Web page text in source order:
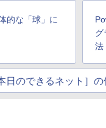
的な「球」に
グ
法
日のできるネット］